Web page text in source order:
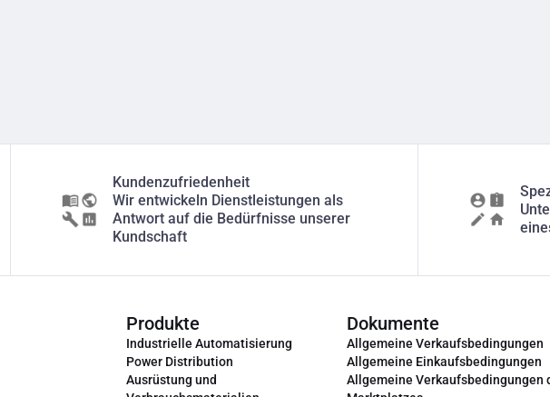
Kundenzufriedenheit
Wir entwickeln Dienstleistungen als
Antwort auf die Bedürfnisse unserer
Kundschaft
Produkte
Industrielle Automatisierung
Power Distribution
Ausrüstung und
Dokumente
Allgemeine Verkaufsbedingungen
Allgemeine Einkaufsbedingungen
Allgemeine Verkaufsbedingungen